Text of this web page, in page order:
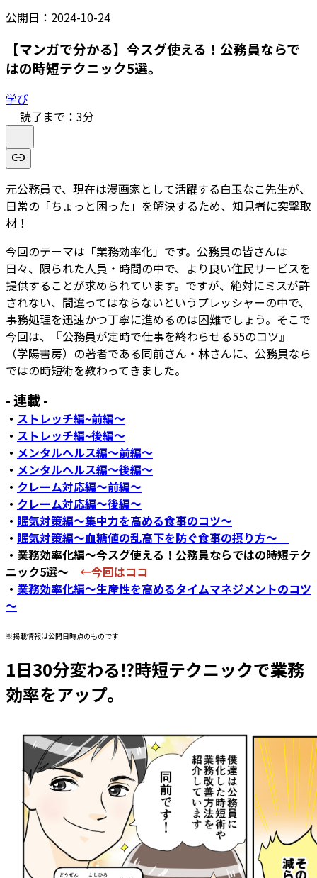
公開日： 2024-10-24
【マンガで分かる】今スグ使える！公務員ならで
はの時短テクニック5選。
学び
読了まで： 3分
元公務員で、現在は漫画家として活躍する白玉なこ先生が、
日常の「ちょっと困った」を解決するため、知見者に突撃取
材！
今回のテーマは「業務効率化」です。公務員の皆さんは
日々、限られた人員・時間の中で、より良い住民サービスを
提供することが求められています。ですが、絶対にミスが許
されない、間違ってはならないというプレッシャーの中で、
事務処理を迅速かつ丁寧に進めるのは困難でしょう。そこで
今回は、『公務員が定時で仕事を終わらせる55のコツ』
（学陽書房）の著者である同前さん・林さんに、公務員なら
ではの時短術を教わってきました。
- 連載 -
・ ストレッチ編~前編～
・ ストレッチ編~後編～
・ メンタルヘルス編～前編～
・ メンタルヘルス編～後編～
・ クレーム対応編～前編～
・ クレーム対応編～後編～
・ 眠気対策編～集中力を高める食事のコツ～
・ 眠気対策編～血糖値の乱高下を防ぐ食事の摂り方～
・業務効率化編～今スグ使える！公務員ならではの時短テク
ニック5選～ ←今回はココ
・ 業務効率化編～生産性を高めるタイムマネジメントのコツ
～
※掲載情報は公開日時点のものです
1日30分変わる⁉時短テクニックで業務
効率をアップ。